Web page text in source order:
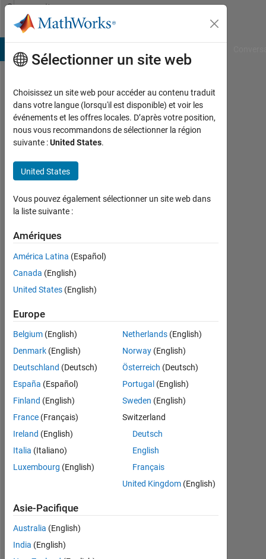
Passer au contenu
Community
Profile
Jogesh
Nanda
Toboids
Automata
Last
seen:
plus
ans il
y a
|
Actif
2019
Followers:
0
Following:
0
Follow
M.Tech
Robotics
and
Sélectionner un site web
Choisissez un site web pour accéder au contenu traduit
dans votre langue (lorsqu'il est disponible) et voir les
événements et les offres locales. D’après votre position,
nous vous recommandons de sélectionner la région
suivante :United States.
United States
Vous pouvez également sélectionner un site web dans
la liste suivante :
Amériques
América Latina (Español)
Canada (English)
United States (English)
Europe
Belgium (English)
Denmark (English)
Deutschland (Deutsch)
España (Español)
Finland (English)
France (Français)
Ireland (English)
Italia (Italiano)
Luxembourg (English)
Netherlands(English)
Norway(English)
Österreich (Deutsch)
Portugal (English)
Sweden (English)
Switzerland
Deutsch
English
Français
United Kingdom(English)
Asie-Pacifique
Australia (English)
India (English)